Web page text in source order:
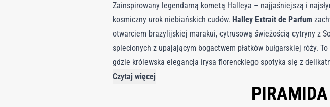
Zainspirowany legendarną kometą Halleya – najjaśniejszą i
kosmiczny urok niebiańskich cudów. Halley Extrait de Parfum
otwarciem brazylijskiej marakui, cytrusową świeżością cytryny z
splecionych z upajającym bogactwem płatków bułgarskiej róży.
gdzie królewska elegancja irysa florenckiego spotyka się z
białej tuberozy. Serce zapachu pogłębia się dzięki świeżej nucie
brzoskwini i malin alpejskich, ocieplonych nutą cejlońskiego
Czytaj więcej